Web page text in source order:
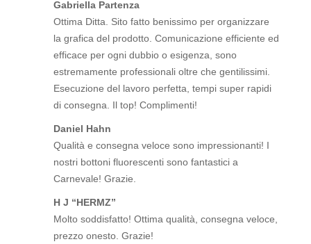
Gabriella Partenza
Ottima Ditta. Sito fatto benissimo per organizzare
la grafica del prodotto. Comunicazione efficiente ed
efficace per ogni dubbio o esigenza, sono
estremamente professionali oltre che gentilissimi.
Esecuzione del lavoro perfetta, tempi super rapidi
di consegna. Il top! Complimenti!
Daniel Hahn
Qualità e consegna veloce sono impressionanti! I
nostri bottoni fluorescenti sono fantastici a
Carnevale! Grazie.
H J “HERMZ”
Molto soddisfatto! Ottima qualità, consegna veloce,
prezzo onesto. Grazie!